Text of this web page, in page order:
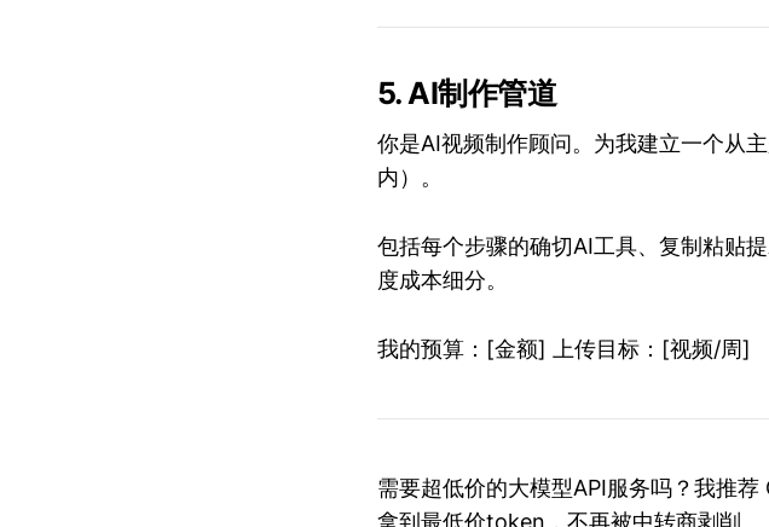
5. AI制作管道
你是AI视频制作顾问。为我建立一个从
内）。
包括每个步骤的确切AI工具、复制粘贴
度成本细分。
我的预算：[金额] 上传目标：[视频/周]
需要超低价的大模型API服务吗？我推
拿到最低价token，不再被中转商剥削。